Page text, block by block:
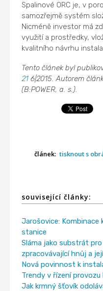
Spalinové ORC je, v
samozřejmě systém
Nicméně investor má
využití a prostředky,
kvalitního návrhu
Tento článek byl
21 6|2015. Autorem
(B:POWER, a. s.).
článek: tisknout s
související články:
Jarošovice:
stanice
Sláma jako substrát
zpracovávající hnůj a
Nová povinnost k
Trendy v řízení
Jak krmný šťovík